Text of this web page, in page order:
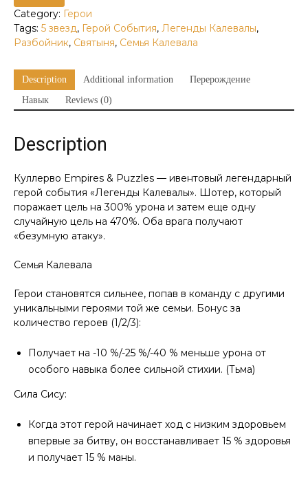
Category: Герои
Tags: 5 звезд, Герой События, Легенды Калевалы,
Разбойник, Святыня, Семья Калевала
Description Additional information
Перерождение
Навык
Reviews (0)
Description
Куллерво Empires & Puzzles — ивентовый легендарный
герой события «Легенды Калевалы». Шотер, который
поражает цель на 300% урона и затем еще одну
случайную цель на 470%. Оба врага получают
«безумную атаку».
Семья Калевала
Герои становятся сильнее, попав в команду с другими
уникальными героями той же семьи. Бонус за
количество героев (1/2/3):
Получает на -10 %/-25 %/-40 % меньше урона от
особого навыка более сильной стихии. (Тьма)
Сила Сису:
Когда этот герой начинает ход с низким здоровьем
впервые за битву, он восстанавливает 15 % здоровья
и получает 15 % маны.